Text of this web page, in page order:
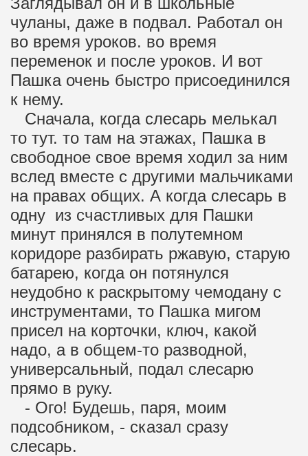
чуланы, даже в подвал. Работал он
во время уроков. во время
переменок и после уроков. И вот
Пашка очень быстро присоединился
к нему.
Сначала, когда слесарь мелькал
то тут. то там на этажах, Пашка в
свободное свое время ходил за ним
вслед вместе с другими мальчиками
на правах общих. А когда слесарь в
одну из счастливых для Пашки
минут принялся в полутемном
коридоре разбирать ржавую, старую
батарею, когда он потянулся
неудобно к раскрытому чемодану с
инструментами, то Пашка мигом
присел на корточки, ключ, какой
надо, а в общем-то разводной,
универсальный, подал слесарю
прямо в руку.
- Ого! Будешь, паря, моим
подсобником, - сказал сразу
слесарь.